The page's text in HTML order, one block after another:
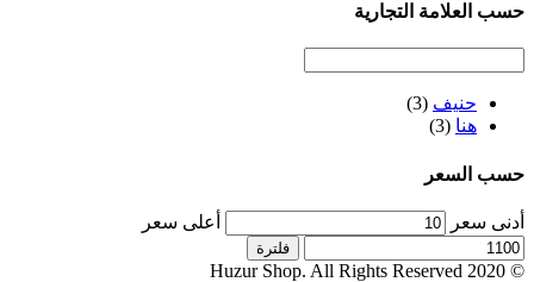
حسب العلامة التجارية
حنيف (3)
هنا (3)
حسب السعر
أدنى سعر أعلى سعر
فلترة
© 2020 Huzur Shop. All Rights Reserved